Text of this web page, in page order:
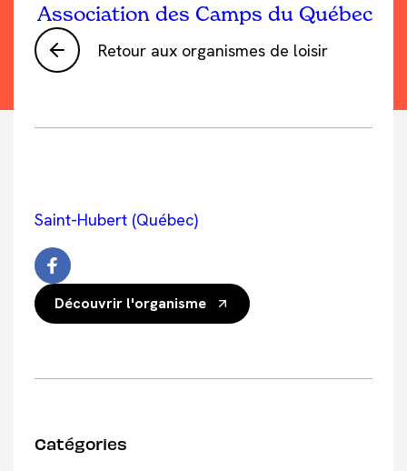
Retour aux organismes de loisir
Association des Camps du Québec
Saint-Hubert (Québec)
Découvrir l'organisme
Catégories